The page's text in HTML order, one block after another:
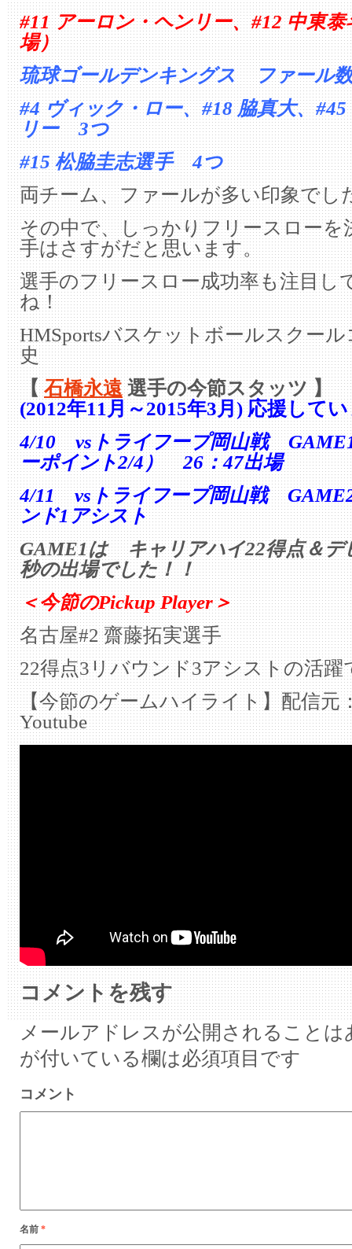
#11 アーロン・ヘンリー、#12 中東
場）
琉球ゴールデンキングス ファール
#4 ヴィック・ロー、#18 脇真大、
リー 3つ
#15 松脇圭志選手 4つ
両チーム、ファールが多い印象でし
その中で、しっかりフリースローを
手はさすがだと思います。
選手のフリースロー成功率も注目し
ね！
HMSportsバスケットボールスクー
史
【石橋永遠選手の今節スタッツ 】
(2012年11月～2015年3月) 応援して
4/10 vsトライフープ岡山戦
ーポイント2/4） 26：47出場
4/11 vsトライフープ岡山戦
ンド1アシスト
GAME1は キャリアハイ22得点＆デ
秒の出場でした！！
＜今節のPickup Player＞
名古屋#2 齋藤拓実選手
22得点3リバウンド3アシストの活躍
【今節のゲームハイライト】配信元
Youtube
コメントを残す
メールアドレスが公開されることは
が付いている欄は必須項目です
コメント
名前 *